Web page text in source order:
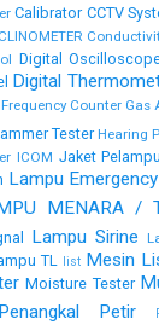
Calibrator CCTV
CLINOMETER
Digital
Digital
Frequency Counter Gas
Tester Hearing
ICOM Jaket
Lampu Emergency
MENARA /
Lampu Sirine
TL list Mesin
Moisture Tester
Penangkal Petir